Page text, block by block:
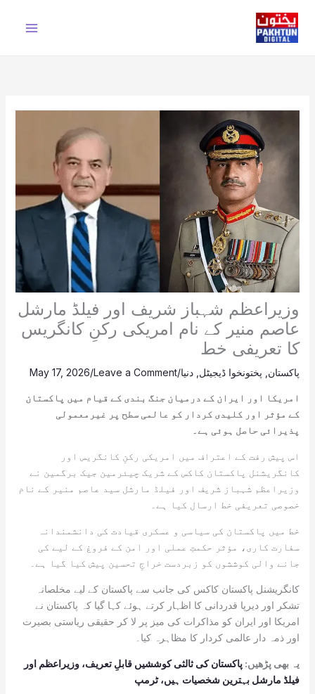
content
وزیراعظم شہباز شریف اور فیلڈ مارشل
عاصم منیر کے نام امریکی رکنِ کانگریس
کا تعریفی خط
پاکستان پختونخوا ڈیجیٹل دنیا/
Leave a Comment
/
May 17, 2026
امریکا اور ایران کے درمیان جنگ بندی کے قیام میں پاکستان
کے مؤثر اور کلیدی کردار کو عالمی سطح پر غیرمعمولی
پذیرائی حاصل ہوئی ہے۔
اس پیش رفت کے اعتراف میں امریکی رکنِ کانگریس اور
کانگریشنل پاکستان کاکس کے شریک چیئرمین جیک برگمین نے
وزیراعظم شہباز شریف اور فیلڈ مارشل سید عاصم منیر کے نام
خصوصی تعریفی خط ارسال کیا ہے۔
خط میں پاکستان کی سیاسی و عسکری قیادت کی دانشمندانہ
سفارت کاری، مؤثر حکمتِ عملی اور امن کے فروغ کے لیے کی
جانے والی کوششوں کو زبردست خراجِ تحسین پیش کیا گیا ہے۔
کانگریشنل پاکستان کاکس کی جانب سے پاکستان کے لیے مخلصانہ
تشکر اور دیرپا قدردانی کا اظہار کرتے ہوئے کہا گیا کہ پاکستان نے
امریکا اور ایران کو مذاکرات کی میز پر لا کر حقیقی ریاستی بصیرت
اور ذمہ دار عالمی کردار کا مظاہرہ کیا۔
یہ بھی پڑھیں: پاکستان کی ثالثی کوششیں قابلِ تعریف، وزیراعظم اور
فیلڈ مارشل بہترین شخصیات ہیں، ٹرمپ